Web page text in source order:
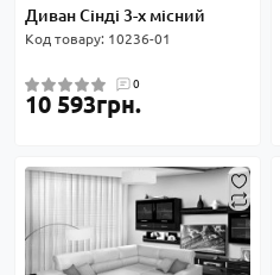
Диван Сінді 3-х місний
Код товару: 10236-01
0
10 593грн.